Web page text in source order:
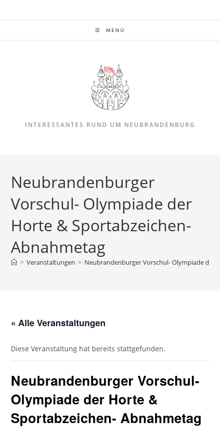
MENÜ
INTERESSANTES RUND UM NEUBRANDENBURG
Neubrandenburger
Vorschul- Olympiade der
Horte & Sportabzeichen-
Abnahmetag
> Veranstaltungen > Neubrandenburger Vorschul- Olympiade der
« Alle Veranstaltungen
Diese Veranstaltung hat bereits stattgefunden.
Neubrandenburger Vorschul-
Olympiade der Horte &
Sportabzeichen- Abnahmetag